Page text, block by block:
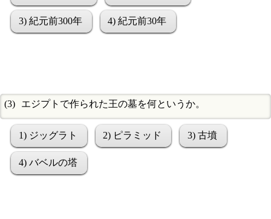
3) 紀元前300年 4) 紀元前30年
エジプトで作られた王の墓を何というか。
1) ジッグラト 2) ピラミッド 3) 古墳
4) バベルの塔